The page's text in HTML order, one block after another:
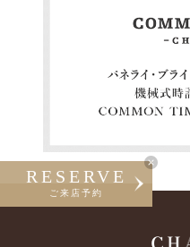
RESERVE
ご来店予約